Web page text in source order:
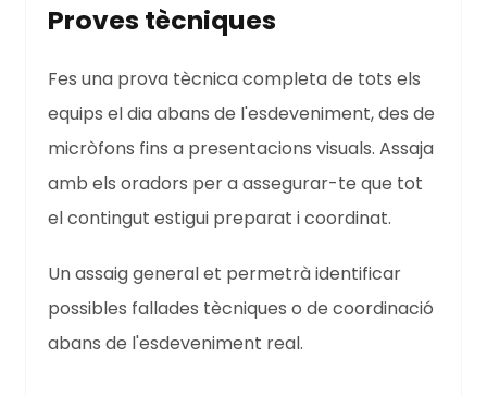
Proves tècniques
Fes una prova tècnica completa de tots els
equips el dia abans de l'esdeveniment, des de
micròfons fins a presentacions visuals. Assaja
amb els oradors per a assegurar-te que tot
el contingut estigui preparat i coordinat.
Un assaig general et permetrà identificar
possibles fallades tècniques o de coordinació
abans de l'esdeveniment real.